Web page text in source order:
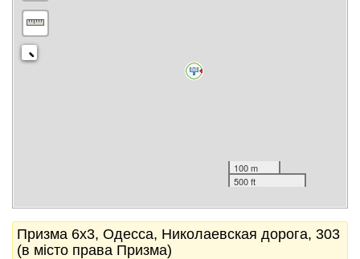
100 m
500 ft
Призма 6x3, Одесса, Николаевская дорога, 303
(в місто права Призма)